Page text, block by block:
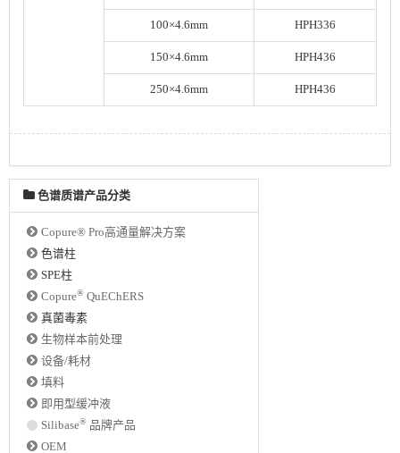
100×4.6mm HPH336
150×4.6mm HPH436
250×4.6mm HPH436
色谱质谱产品分类
Copure® Pro高通量解决方案
色谱柱
SPE柱
Copure® QuEChERS
真菌毒素
生物样本前处理
设备/耗材
填料
即用型缓冲液
Silibase® 品牌产品
OEM